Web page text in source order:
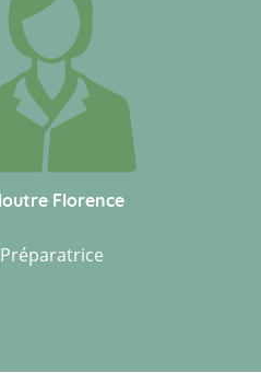
Florence
Préparatrice
Préparatrice